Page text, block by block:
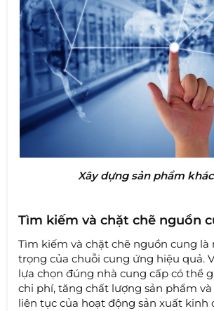
Xây dựng sản phẩm
Tìm kiếm và chặt chẽ nguồn
Tìm kiếm và chặt chẽ nguồn cung
trọng của chuỗi cung ứng hiệu quả.
lựa chọn đúng nhà cung cấp có thể
chi phí, tăng chất lượng sản phẩm
liên tục của hoạt động sản xuất kinh